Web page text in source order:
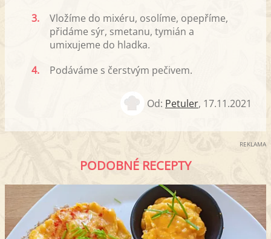
3.
Vložíme do mixéru, osolíme, opepříme,
přidáme sýr, smetanu, tymián a
umixujeme do hladka.
4.
Podáváme s čerstvým pečivem.
Od: Petuler, 17.11.2021
REKLAMA
PODOBNÉ RECEPTY